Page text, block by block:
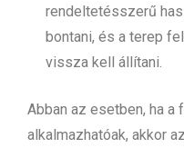
rendeltetésszerű
bontani, és a terep
vissza kell állítani.
Abban az esetben, ha a
alkalmazhatóak, akkor